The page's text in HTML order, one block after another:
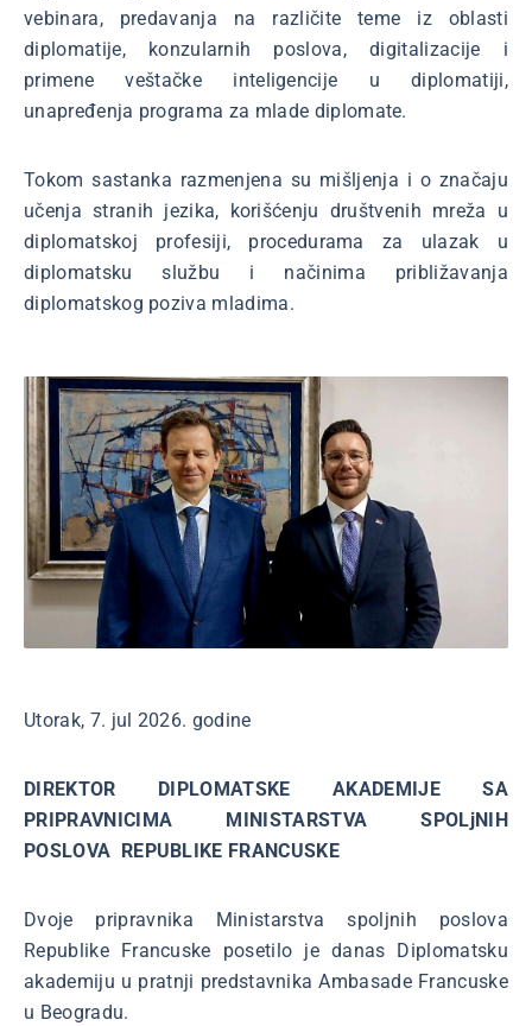
vebinara, predavanja na različite teme iz oblasti
diplomatije, konzularnih poslova, digitalizacije i
primene veštačke inteligencije u diplomatiji,
unapređenja programa za mlade diplomate.
Tokom sastanka razmenjena su mišljenja i o značaju
učenja stranih jezika, korišćenju društvenih mreža u
diplomatskoj profesiji, procedurama za ulazak u
diplomatsku službu i načinima približavanja
diplomatskog poziva mladima.
Utorak, 7. jul 2026. godine
DIREKTOR DIPLOMATSKE AKADEMIJE SA
PRIPRAVNICIMA MINISTARSTVA SPOLjNIH
POSLOVA REPUBLIKE FRANCUSKE
Dvoje pripravnika Ministarstva spoljnih poslova
Republike Francuske posetilo je danas Diplomatsku
akademiju u pratnji predstavnika Ambasade Francuske
u Beogradu.